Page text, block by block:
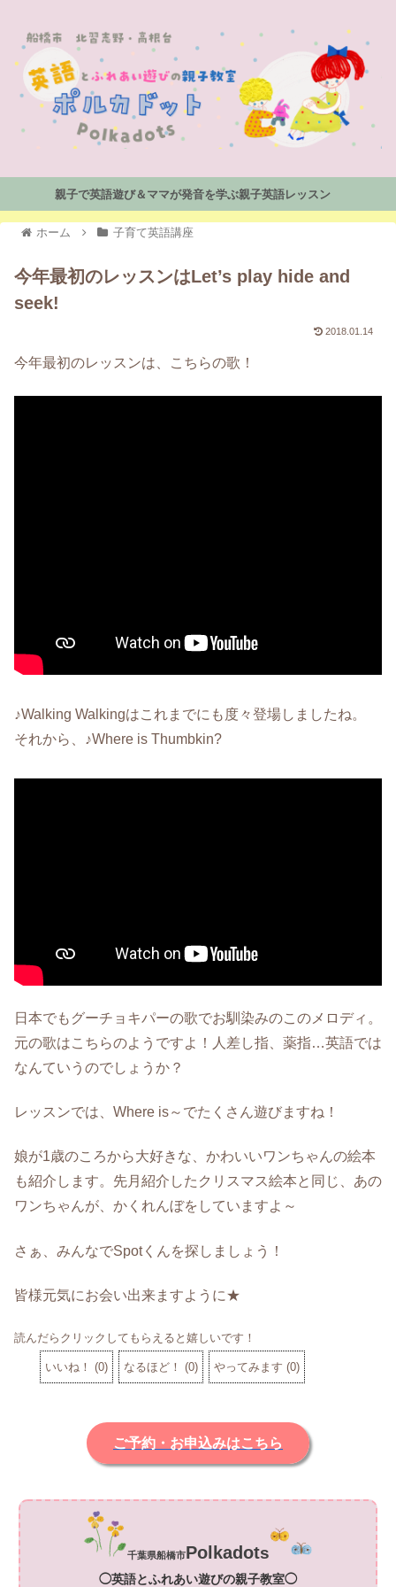
親子で英語遊び＆ママが発音を学ぶ親子英語レッスン
ホーム 子育て英語講座
今年最初のレッスンはLet’s play hide and
seek!
2018.01.14
今年最初のレッスンは、こちらの歌！
♪Walking Walkingはこれまでにも度々登場しましたね。
それから、♪Where is Thumbkin?
日本でもグーチョキパーの歌でお馴染みのこのメロディ。
元の歌はこちらのようですよ！人差し指、薬指…英語では
なんていうのでしょうか？
レッスンでは、Where is～でたくさん遊びますね！
娘が1歳のころから大好きな、かわいいワンちゃんの絵本
も紹介します。先月紹介したクリスマス絵本と同じ、あの
ワンちゃんが、かくれんぼをしていますよ～
さぁ、みんなでSpotくんを探しましょう！
皆様元気にお会い出来ますように★
読んだらクリックしてもらえると嬉しいです！
いいね！ (0) なるほど！ (0) やってみます (0)
ご予約・お申込みはこちら
千葉県船橋市Polkadots
◯英語とふれあい遊びの親子教室◯